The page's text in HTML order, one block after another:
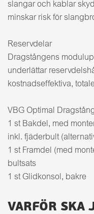
slangar och kablar
minskar risk för
Reservdelar
Dragstångens
underlättar
kostnadseffektiva,
VBG Optimal
1 st Bakdel, med
inkl. fjäderbult
1 st Framdel (med
bultsats
1 st Glidkonsol, bakre
VARFÖR SKA